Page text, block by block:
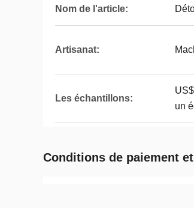
Nom de l'article:
Artisanat:
Les échantillons:
un
Conditions de paiement